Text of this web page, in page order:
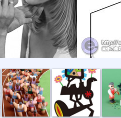
あらまー 持国天 メイ